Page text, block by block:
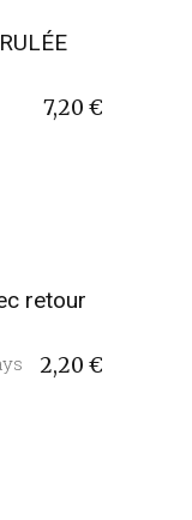
7,20 €
retour
2,20 €